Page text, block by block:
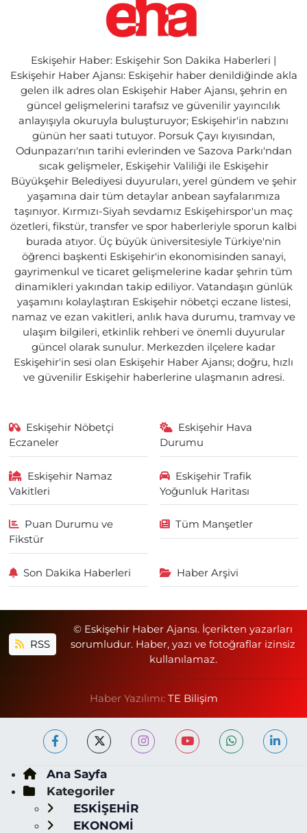
Eskişehir Haber: Eskişehir Son Dakika Haberleri |
Eskişehir Haber Ajansı: Eskişehir haber denildiğinde akla
gelen ilk adres olan Eskişehir Haber Ajansı, şehrin en
güncel gelişmelerini tarafsız ve güvenilir yayıncılık
anlayışıyla okuruyla buluşturuyor; Eskişehir'in nabzını
günün her saati tutuyor. Porsuk Çayı kıyısından,
Odunpazarı'nın tarihi evlerinden ve Sazova Parkı'ndan
sıcak gelişmeler, Eskişehir Valiliği ile Eskişehir
Büyükşehir Belediyesi duyuruları, yerel gündem ve şehir
yaşamına dair tüm detaylar anbean sayfalarımıza
taşınıyor. Kırmızı-Siyah sevdamız Eskişehirspor'un maç
özetleri, fikstür, transfer ve spor haberleriyle sporun kalbi
burada atıyor. Üç büyük üniversitesiyle Türkiye'nin
öğrenci başkenti Eskişehir'in ekonomisinden sanayi,
gayrimenkul ve ticaret gelişmelerine kadar şehrin tüm
dinamikleri yakından takip ediliyor. Vatandaşın günlük
yaşamını kolaylaştıran Eskişehir nöbetçi eczane listesi,
namaz ve ezan vakitleri, anlık hava durumu, tramvay ve
ulaşım bilgileri, etkinlik rehberi ve önemli duyurular
güncel olarak sunulur. Merkezden ilçelere kadar
Eskişehir'in sesi olan Eskişehir Haber Ajansı; doğru, hızlı
ve güvenilir Eskişehir haberlerine ulaşmanın adresi.
Eskişehir Nöbetçi
Eczaneler
Eskişehir Hava
Durumu
Eskişehir Namaz
Vakitleri
Eskişehir Trafik
Yoğunluk Haritası
Puan Durumu ve
Fikstür
Tüm Manşetler
Son Dakika Haberleri Haber Arşivi
RSS
© Eskişehir Haber Ajansı. İçerikten yazarları
sorumludur. Haber, yazı ve fotoğraflar izinsiz
kullanılamaz.
Haber Yazılımı: TE Bilişim
Ana Sayfa
Kategoriler
ESKİŞEHİR
EKONOMİ